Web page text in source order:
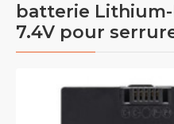
batterie
7.4V pour